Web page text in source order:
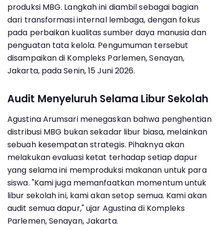
produksi MBG. Langkah ini diambil sebagai bagian
dari transformasi internal lembaga, dengan fokus
pada perbaikan kualitas sumber daya manusia dan
penguatan tata kelola. Pengumuman tersebut
disampaikan di Kompleks Parlemen, Senayan,
Jakarta, pada Senin, 15 Juni 2026.
Audit Menyeluruh Selama Libur Sekolah
Agustina Arumsari menegaskan bahwa penghentian
distribusi MBG bukan sekadar libur biasa, melainkan
sebuah kesempatan strategis. Pihaknya akan
melakukan evaluasi ketat terhadap setiap dapur
yang selama ini memproduksi makanan untuk para
siswa. "Kami juga memanfaatkan momentum untuk
libur sekolah ini, kami akan setop semua. Kami akan
audit semua dapur," ujar Agustina di Kompleks
Parlemen, Senayan, Jakarta.